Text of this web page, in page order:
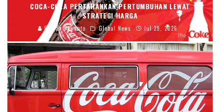
COCA-COLA PERTAHANKAN PERTUMBUHAN LEWAT
STRATEGI HARGA
Fadjar Dewanto Global News Jul 29, 2026